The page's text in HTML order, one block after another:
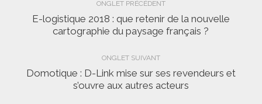
de
commentaire
ONGLET PRÉCÉDENT
Onglet
précédent
E-logistique 2018 : que retenir de la nouvelle
cartographie du paysage français ?
ONGLET SUIVANT
Onglet
Domotique : D-Link mise sur ses revendeurs et
s’ouvre aux autres acteurs